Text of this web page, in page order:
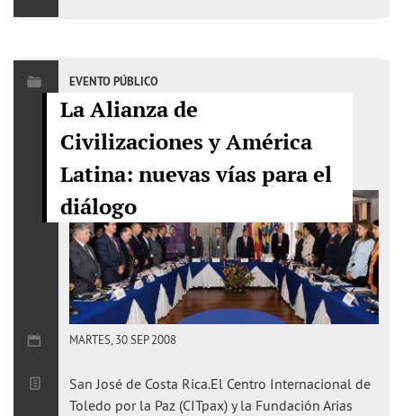
EVENTO PÚBLICO
La Alianza de
Civilizaciones y América
Latina: nuevas vías para el
diálogo
MARTES, 30 SEP 2008
San José de Costa Rica.El Centro Internacional de
Toledo por la Paz (CITpax) y la Fundación Arias